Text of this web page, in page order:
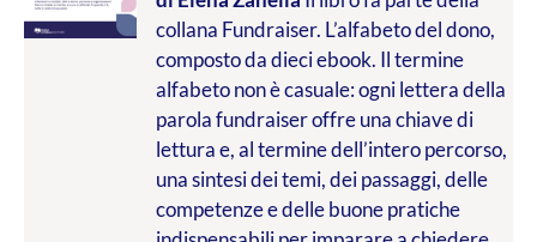
collana Fundraiser. L’alfabeto del dono,
composto da dieci ebook. Il termine
alfabeto non è casuale: ogni lettera della
parola fundraiser offre una chiave di
lettura e, al termine dell’intero percorso,
una sintesi dei temi, dei passaggi, delle
competenze e delle buone pratiche